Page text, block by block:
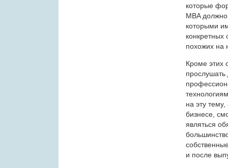
которые
MBA
которыми
похожих на
Кроме этих
на эту
бизнесе,
являться
и после